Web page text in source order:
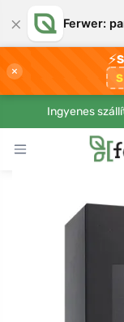
× Ferwer:
×
⚡
Ingyenes